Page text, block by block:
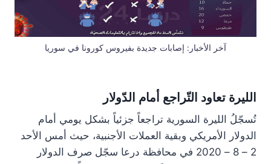
آخر الأخبار: إصابات جديدة بفيروس كورونا في سوريا
الليرة تعاود التّراجع أمام الدّولار
تُسجّلُ الليرة السورية تراجعاً جزئياً بشكل يومي أمام
الدولار الأمريكي وبقية العملات الأجنبية، حيث أمس الأحد
2 – 8 – 2020 في محافظة درعا سجّل صرف الدولار